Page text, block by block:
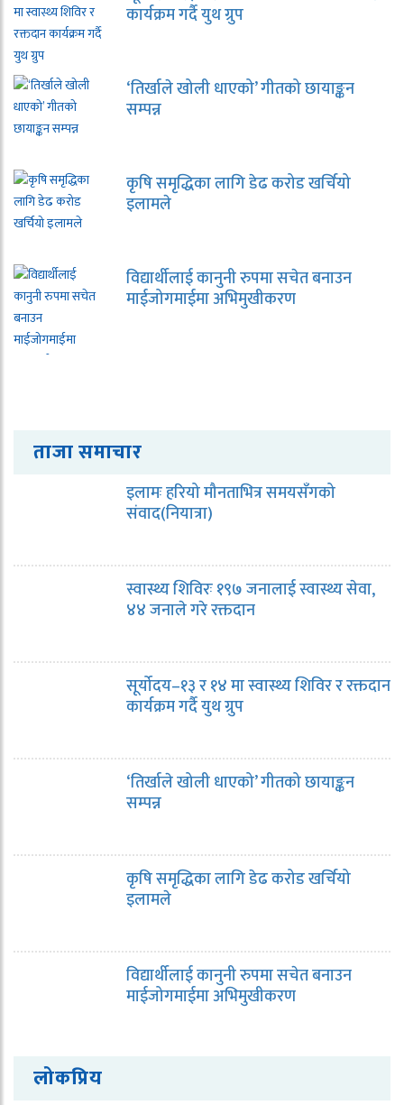
कार्यक्रम गर्दै युथ ग्रुप
‘तिर्खाले खोली धाएको’ गीतको छायाङ्कन
सम्पन्न
कृषि समृद्धिका लागि डेढ करोड खर्चियो
इलामले
विद्यार्थीलाई कानुनी रुपमा सचेत बनाउन
माईजोगमाईमा अभिमुखीकरण
ताजा समाचार
इलामः हरियो मौनताभित्र समयसँगको
संवाद(नियात्रा)
स्वास्थ्य शिविरः १९७ जनालाई स्वास्थ्य सेवा,
४४ जनाले गरे रक्तदान
सूर्योदय–१३ र १४ मा स्वास्थ्य शिविर र रक्तदान
कार्यक्रम गर्दै युथ ग्रुप
‘तिर्खाले खोली धाएको’ गीतको छायाङ्कन
सम्पन्न
कृषि समृद्धिका लागि डेढ करोड खर्चियो
इलामले
विद्यार्थीलाई कानुनी रुपमा सचेत बनाउन
माईजोगमाईमा अभिमुखीकरण
लोकप्रिय